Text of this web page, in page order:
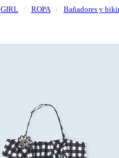
GIRL ROPA Bañadores y